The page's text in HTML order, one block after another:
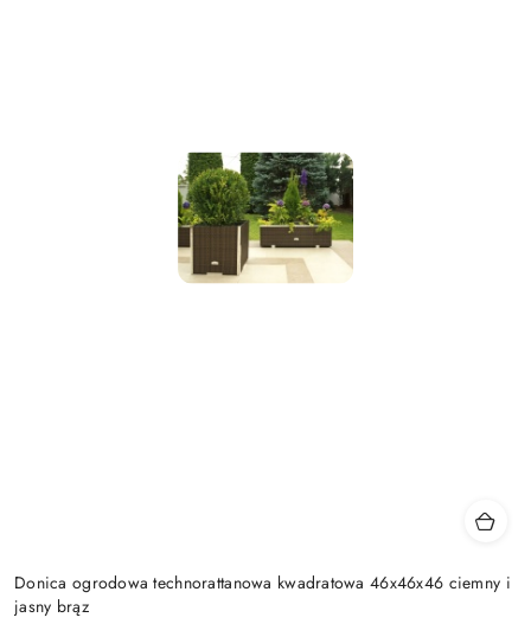
Donica ogrodowa technorattanowa kwadratowa 46x46x46 ciemny i
jasny brąz